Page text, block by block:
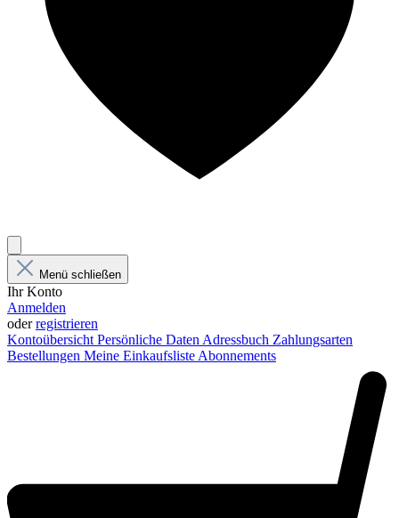
Menü schließen
Ihr Konto
Anmelden
oderregistrieren
Kontoübersicht Persönliche Daten Adressbuch Zahlungsarten
Bestellungen Meine Einkaufsliste Abonnements